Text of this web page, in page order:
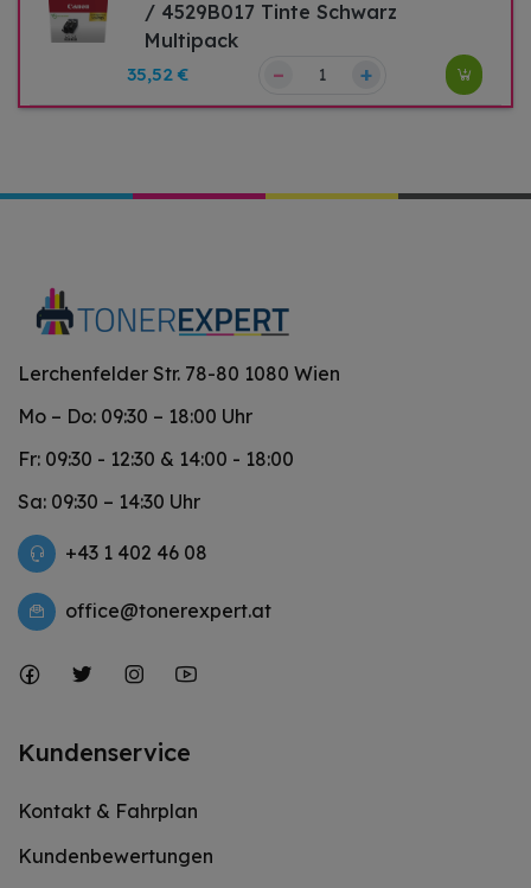
/ 4529B017 Tinte Schwarz
Multipack
35,52 € – +
Lerchenfelder Str. 78-80 1080 Wien
Mo – Do: 09:30 – 18:00 Uhr
Fr: 09:30 - 12:30 & 14:00 - 18:00
Sa: 09:30 – 14:30 Uhr
+43 1 402 46 08
office@tonerexpert.at
Kundenservice
Kontakt & Fahrplan
Kundenbewertungen